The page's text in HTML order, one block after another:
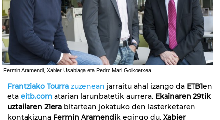
Fermin Aramendi, Xabier Usabiaga eta Pedro Mari Goikoetxea
Frantziako Tourra zuzenean jarraitu ahal izango da ETB1en
eta eitb.com atarian larunbatetik aurrera. Ekainaren 29tik
uztailaren 21era bitartean jokatuko den lasterketaren
kontakizuna Fermin Aramendik egingo du, Xabier